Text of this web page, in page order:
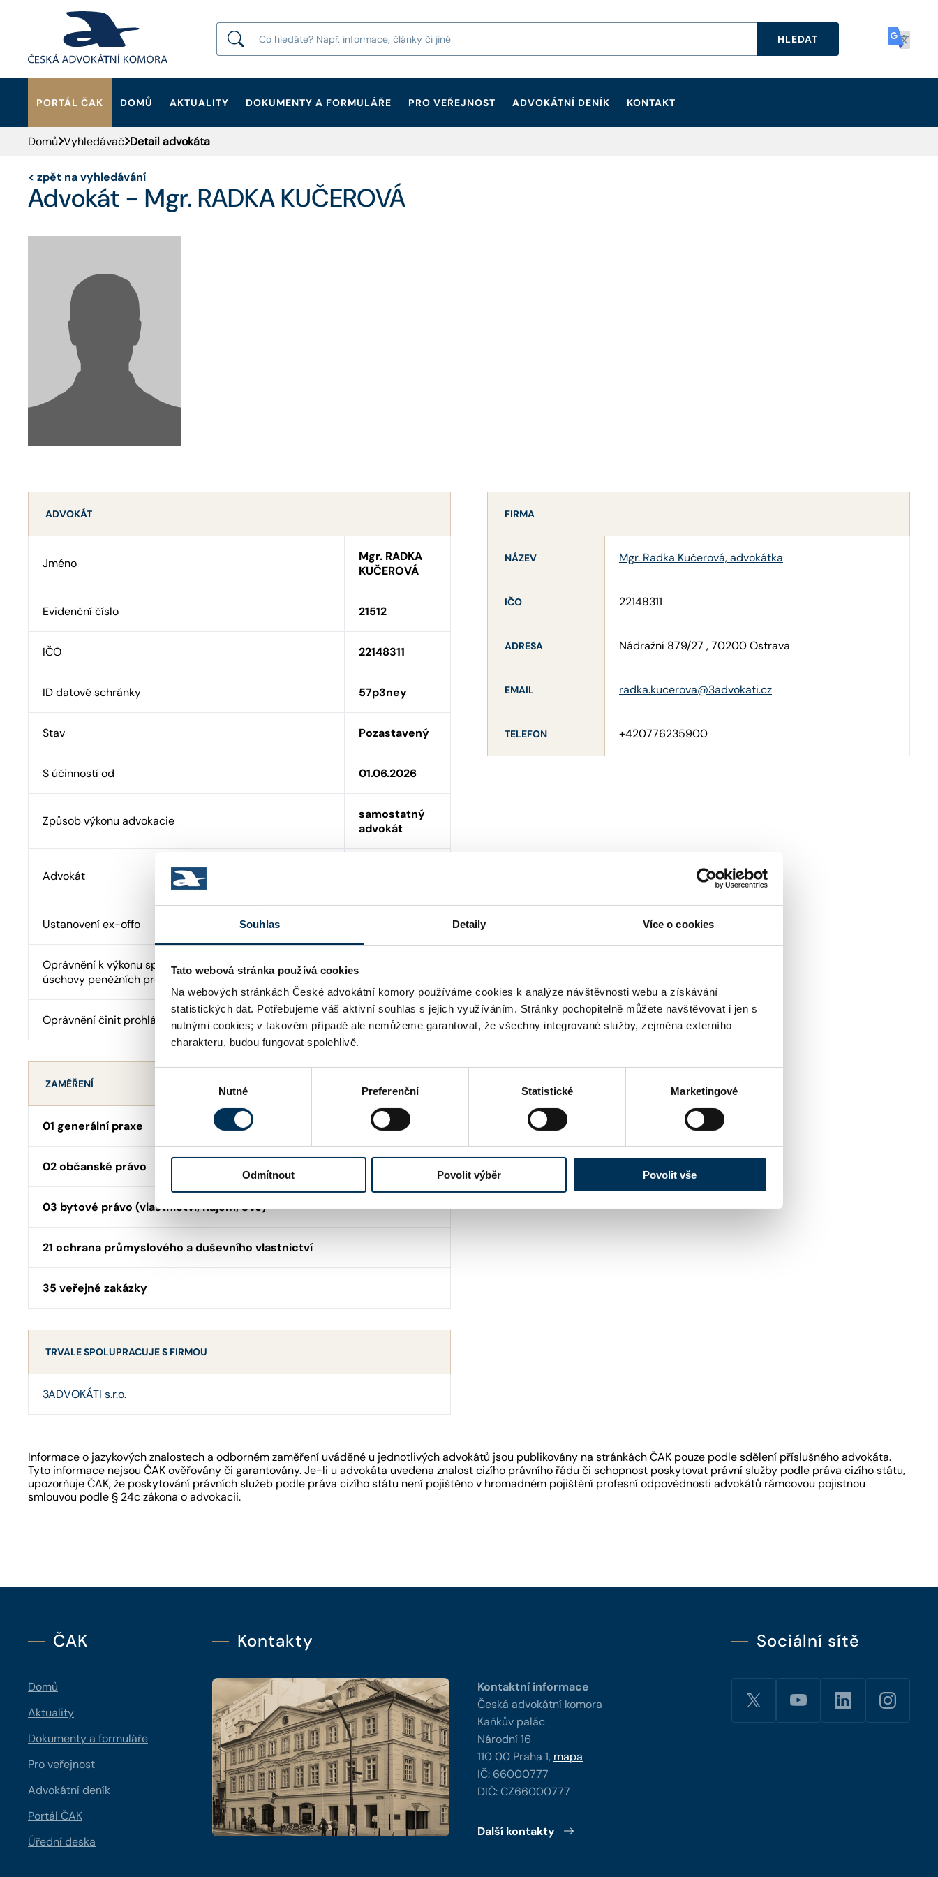
Souhlas Detaily Více o cookies
Tato webová stránka používá cookies
Na webových stránkách České advokátní komory používáme cookies k analýze návštěvnosti webu a získávání
statistických dat. Potřebujeme váš aktivní souhlas s jejich využíváním. Stránky pochopitelně můžete navštěvovat i jen s
nutnými cookies; v takovém případě ale nemůžeme garantovat, že všechny integrované služby, zejména externího
charakteru, budou fungovat spolehlivě.
Nutné Preferenční Statistické Marketingové
Odmítnout Povolit výběr Povolit vše
HLEDAT
PORTÁL ČAK DOMŮ AKTUALITY DOKUMENTY A FORMULÁŘE PRO VEŘEJNOST ADVOKÁTNÍ DENÍK
KONTAKT
HLEDAT
Domů Vyhledávač Detail advokáta
< zpět na vyhledávání
Advokát - Mgr. RADKA KUČEROVÁ
ADVOKÁT
Jméno
Mgr. RADKA
KUČEROVÁ
Evidenční číslo 21512
IČO 22148311
ID datové schránky 57p3ney
Stav Pozastavený
S účinností od 01.06.2026
Způsob výkonu advokacie
samostatný
advokát
Advokát
Ustanovení ex-offo
Oprávnění k výkonu správy cizího majetku a advokátní
úschovy peněžních prostředků
Oprávnění činit prohlášení o pravosti podpisu ANO
ZAMĚŘENÍ
01 generální praxe
02 občanské právo
03 bytové právo (vlastnictví, nájem, SVJ)
21 ochrana průmyslového a duševního vlastnictví
35 veřejné zakázky
TRVALE SPOLUPRACUJE S FIRMOU
3ADVOKÁTI s.r.o.
FIRMA
NÁZEV Mgr. Radka Kučerová, advokátka
IČO 22148311
ADRESA Nádražní 879/27 , 70200 Ostrava
EMAIL radka.kucerova@3advokati.cz
TELEFON +420776235900
Informace o jazykových znalostech a odborném zaměření uváděné u jednotlivých advokátů jsou publikovány na stránkách ČAK pouze podle sdělení příslušného advokáta.
Tyto informace nejsou ČAK ověřovány či garantovány. Je-li u advokáta uvedena znalost cizího právního řádu či schopnost poskytovat právní služby podle práva cizího státu,
upozorňuje ČAK, že poskytování právních služeb podle práva cizího státu není pojištěno v hromadném pojištění profesní odpovědnosti advokátů rámcovou pojistnou
smlouvou podle § 24c zákona o advokacii.
ČAK
Domů
Aktuality
Dokumenty a formuláře
Pro veřejnost
Advokátní deník
Portál ČAK
Úřední deska
Kontakty
Kontaktní informace
Česká advokátní komora
Kaňkův palác
Národní 16
110 00 Praha 1, mapa
IČ: 66000777
DIČ: CZ66000777
Další kontakty
Sociální sítě